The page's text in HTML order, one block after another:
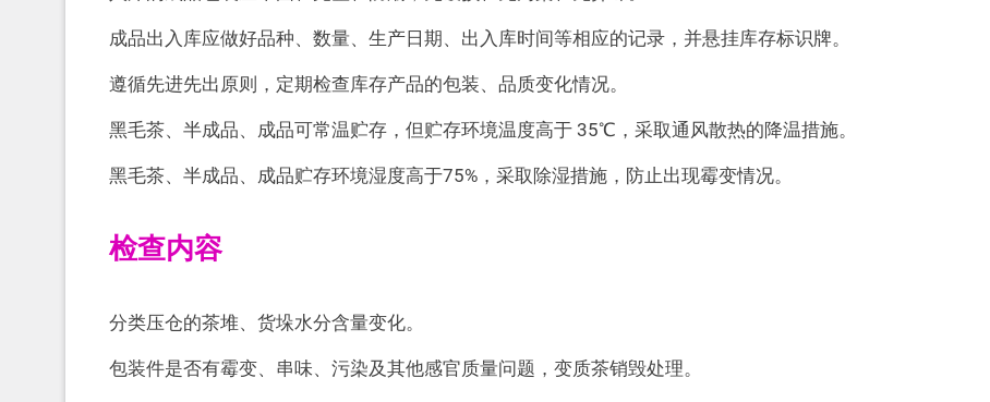
成品出入库应做好品种、数量、生产日期、出入库时间等相应的记录，并悬挂库存标识牌。
遵循先进先出原则，定期检查库存产品的包装、品质变化情况。
黑毛茶、半成品、成品可常温贮存，但贮存环境温度高于 35℃，采取通风散热的降温措施。
黑毛茶、半成品、成品贮存环境湿度高于75%，采取除湿措施，防止出现霉变情况。
检查内容
分类压仓的茶堆、货垛水分含量变化。
包装件是否有霉变、串味、污染及其他感官质量问题，变质茶销毁处理。